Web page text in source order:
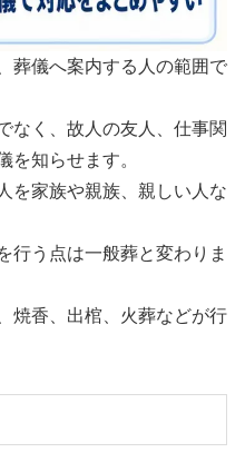
葬儀へ案内する人の範囲で
なく、故人の友人、仕事関
を知らせます。
を家族や親族、親しい人な
行う点は一般葬と変わりま
焼香、出棺、火葬などが行